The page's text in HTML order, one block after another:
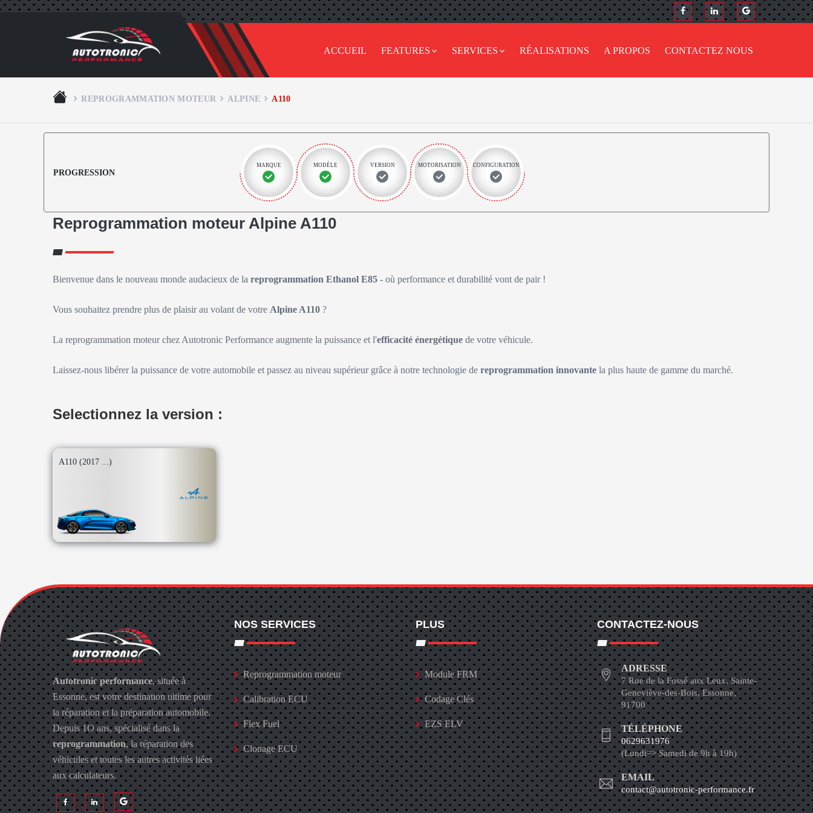
ACCUEIL FEATURES SERVICES RÉALISATIONS A PROPOS CONTACTEZ NOUS
REPROGRAMMATION MOTEUR ALPINE A110
PROGRESSION
MARQUE MODÈLE VERSION MOTORISATION CONFIGURATION
Reprogrammation moteur Alpine A110
Bienvenue dans le nouveau monde audacieux de la reprogrammation Ethanol E85 - où performance et durabilité vont de pair !
Vous souhaitez prendre plus de plaisir au volant de votre Alpine A110 ?
La reprogrammation moteur chez Autotronic Performance augmente la puissance et l'efficacité énergétique de votre véhicule.
Laissez-nous libérer la puissance de votre automobile et passez au niveau supérieur grâce à notre technologie de reprogrammation innovante la plus haute de gamme du marché.
Selectionnez la version :
A110 (2017 ...)
Autotronic performance, située à
Essonne, est votre destination ultime pour
la réparation et la préparation automobile.
Depuis 1O ans, spécialisé dans la
reprogrammation, la réparation des
véhicules et toutes les autres activités liées
aux calculateurs.
NOS SERVICES
Reprogrammation moteur
Calibration ECU
Flex Fuel
Clonage ECU
PLUS
Module FRM
Codage Clés
EZS ELV
CONTACTEZ-NOUS
ADRESSE
7 Rue de la Fossé aux Leux, Sainte-
Geneviève-des-Bois, Essonne,
91700
TÉLÉPHONE
0629631976
(Lundi=> Samedi de 9h à 19h)
EMAIL
contact@autotronic-performance.fr